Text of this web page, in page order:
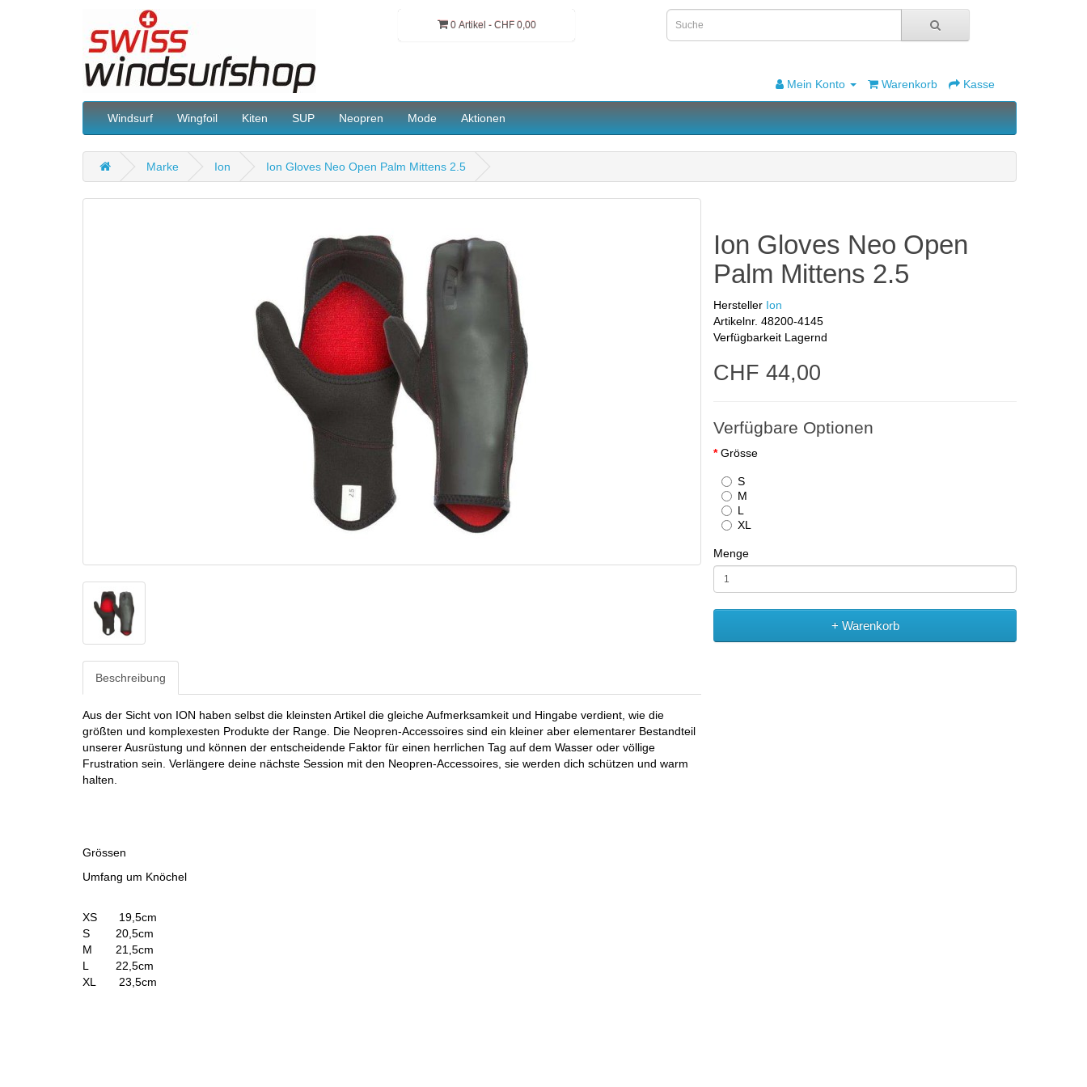
0 Artikel - CHF 0,00
Mein Konto Warenkorb Kasse
Windsurf Wingfoil Kiten SUP Neopren Mode Aktionen
Marke Ion Ion Gloves Neo Open Palm Mittens 2.5
Beschreibung
Aus der Sicht von ION haben selbst die kleinsten Artikel die gleiche Aufmerksamkeit und Hingabe verdient, wie die
größten und komplexesten Produkte der Range. Die Neopren-Accessoires sind ein kleiner aber elementarer Bestandteil
unserer Ausrüstung und können der entscheidende Faktor für einen herrlichen Tag auf dem Wasser oder völlige
Frustration sein. Verlängere deine nächste Session mit den Neopren-Accessoires, sie werden dich schützen und warm
halten.
Grössen
Umfang um Knöchel
XS
19,5cm
S 20,5cm
M
21,5cm
L
22,5cm
XL
23,5cm
Ion Gloves Neo Open
Palm Mittens 2.5
Hersteller Ion
Artikelnr. 48200-4145
Verfügbarkeit Lagernd
CHF 44,00
Verfügbare Optionen
Grösse
S
M
L
XL
Menge
+ Warenkorb